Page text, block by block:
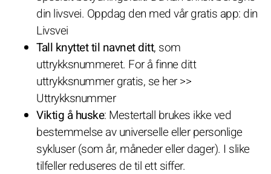
din livsvei. Oppdag den med vår gratis app: din
Livsvei
Tall knyttet til navnet ditt, som
uttrykksnummeret. For å finne ditt
uttrykksnummer gratis, se her >>
Uttrykksnummer
Viktig å huske: Mestertall brukes ikke ved
bestemmelse av universelle eller personlige
sykluser (som år, måneder eller dager). I slike
tilfeller reduseres de til ett siffer.